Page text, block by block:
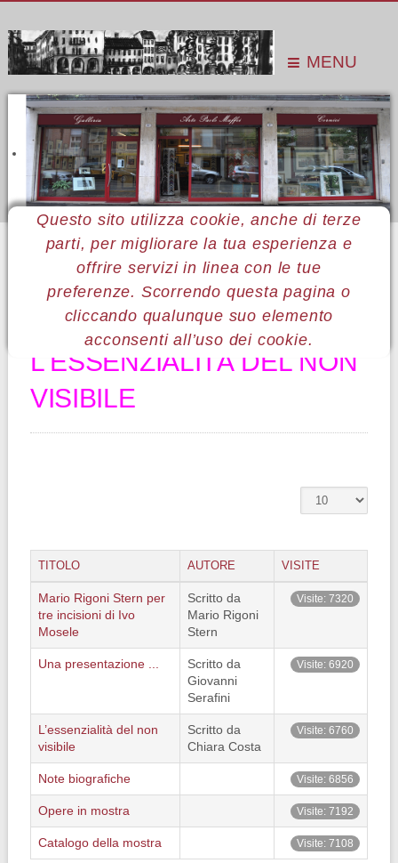
MENU
Questo sito utilizza cookie, anche di terze
parti, per migliorare la tua esperienza e
offrire servizi in linea con le tue
preferenze. Scorrendo questa pagina o
cliccando qualunque suo elemento
acconsenti all’uso dei cookie.
Sei qui: Home Le mostre Mostre 2009 Ivo Mosele
11 Ivo Mosele
L'ESSENZIALITÀ DEL NON
VISIBILE
TITOLO AUTORE VISITE
Mario Rigoni Stern per
tre incisioni di Ivo
Mosele
Scritto da
Mario Rigoni
Stern
Visite: 7320
Una presentazione ...
Scritto da
Giovanni
Serafini
Visite: 6920
L’essenzialità del non
visibile
Scritto da
Chiara Costa
Visite: 6760
Note biografiche Visite: 6856
Opere in mostra Visite: 7192
Catalogo della mostra Visite: 7108